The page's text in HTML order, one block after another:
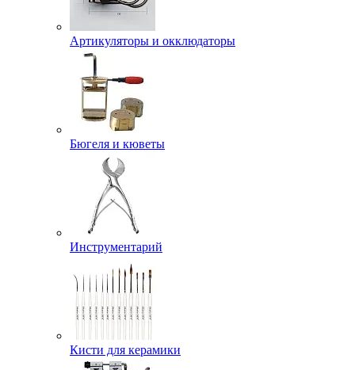
Артикуляторы и окклюдаторы
Бюгеля и кюветы
Инструментарий
Кисти для керамики